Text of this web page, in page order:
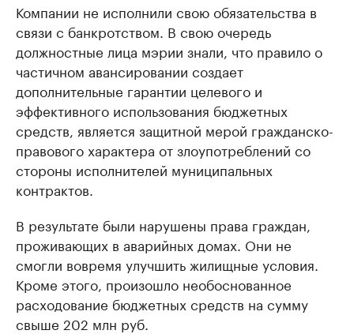
Компании не исполнили свою обязательства в
связи с банкротством. В свою очередь
должностные лица мэрии знали, что правило о
частичном авансировании создает
дополнительные гарантии целевого и
эффективного использования бюджетных
средств, является защитной мерой гражданско-
правового характера от злоупотреблений со
стороны исполнителей муниципальных
контрактов.
В результате были нарушены права граждан,
проживающих в аварийных домах. Они не
смогли вовремя улучшить жилищные условия.
Кроме этого, произошло необоснованное
расходование бюджетных средств на сумму
свыше 202 млн руб.